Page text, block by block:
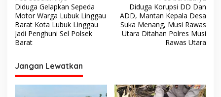
a
v
i
a
s
Diduga Gelapkan Sepeda
Motor Warga Lubuk Linggau
Barat Kota Lubuk Linggau
Jadi Penghuni Sel Polsek
Barat
Diduga Korupsi DD Dan
ADD, Mantan Kepala Desa
Suka Menang, Musi Rawas
Utara Ditahan Polres Musi
Rawas Utara
Jangan Lewatkan